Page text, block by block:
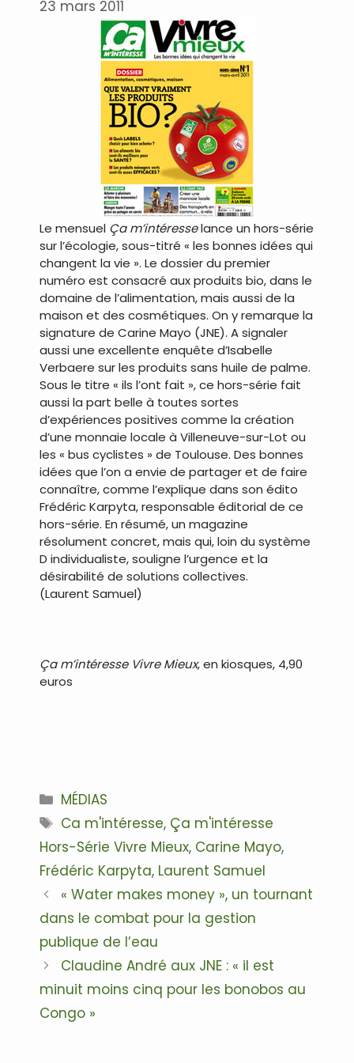
23 mars 2011
Le mensuel Ça m’intéresselance un hors-série
sur l’écologie, sous-titré « les bonnes idées qui
changent la vie ». Le dossier du premier
numéro est consacré aux produits bio, dans le
domaine de l’alimentation, mais aussi de la
maison et des cosmétiques. On y remarque la
signature de Carine Mayo (JNE). A signaler
aussi une excellente enquête d’Isabelle
Verbaere sur les produits sans huile de palme.
Sous le titre « ils l’ont fait », ce hors-série fait
aussi la part belle à toutes sortes
d’expériences positives comme la création
d’une monnaie locale à Villeneuve-sur-Lot ou
les « bus cyclistes » de Toulouse. Des bonnes
idées que l’on a envie de partager et de faire
connaître, comme l’explique dans son édito
Frédéric Karpyta, responsable éditorial de ce
hors-série. En résumé, un magazine
résolument concret, mais qui, loin du système
D individualiste, souligne l’urgence et la
désirabilité de solutions collectives.
(Laurent Samuel)
Ça m’intéresse Vivre Mieux, en kiosques, 4,90
euros
Catégories
MÉDIAS
Étiquettes
Ca m'intéresse, Ça m'intéresse
Hors-Série Vivre Mieux, Carine Mayo,
Frédéric Karpyta, Laurent Samuel
Navigation
des
« Water makes money », un tournant
dans le combat pour la gestion
publique de l’eau
Claudine André aux JNE : « il est
minuit moins cinq pour les bonobos au
Congo »